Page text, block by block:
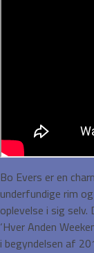
Bo Evers er en
underfundige rim
oplevelse i sig selv.
‘Hver Anden
i begyndelsen af